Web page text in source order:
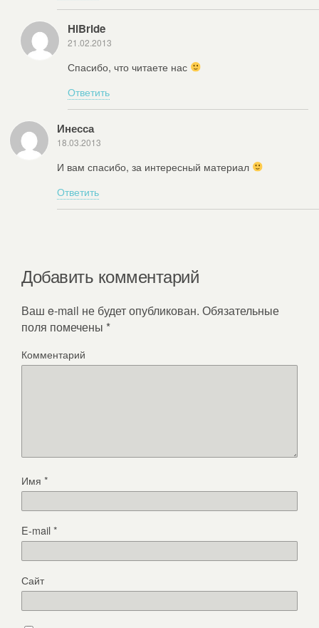
HiBride
21.02.2013
Спасибо, что читаете нас
Ответить
Инесса
18.03.2013
И вам спасибо, за интересный материал
Ответить
Добавить комментарий
Ваш e-mail не будет опубликован. Обязательные
поля помечены *
Комментарий
Имя *
E-mail*
Сайт